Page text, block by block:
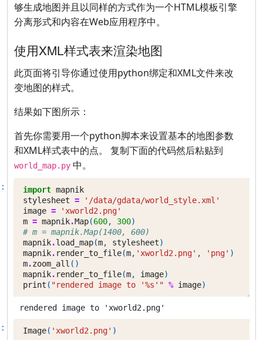
够生成地图并且以同样的方式作为一个HTML模板引擎
分离形式和内容在Web应用程序中。
使用XML样式表来渲染地图
此页面将引导你通过使用python绑定和XML文件来改
变地图的样式。
结果如下图所示：
首先你需要用一个python脚本来设置基本的地图参数
和XML样式表中的点。 复制下面的代码然后粘贴到
world_map.py 中。
import mapnik
stylesheet =
'/data/gdata/world_style.xml'
image =
'xworld2.png'
m = mapnik.Map(600, 300)
# m = mapnik.Map(1400, 600)
mapnik.load_map(m, stylesheet)
mapnik. render_to_file(m, 'xworld2.png' , 'png' )
m.zoom_all ()
mapnik. render_to_file(m, image)
print ( "rendered image to '%s '" % image)
Image( 'xworld2.png' )